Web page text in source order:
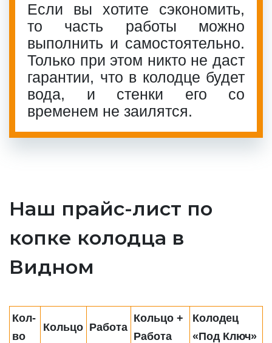
Если вы хотите сэкономить,
то часть работы можно
выполнить и самостоятельно.
Только при этом никто не даст
гарантии, что в колодце будет
вода, и стенки его со
временем не заилятся.
Наш прайс-лист по
копке колодца в
Видном
Кол-
во
Кольцо Работа
Кольцо +
Работа
Колодец
«Под Ключ»